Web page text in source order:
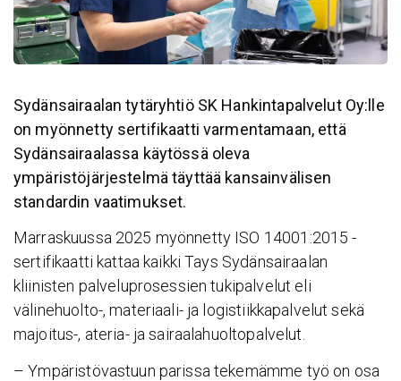
Sydänsairaalan tytäryhtiö SK Hankintapalvelut Oy:lle
on myönnetty sertifikaatti varmentamaan, että
Sydänsairaalassa käytössä oleva
ympäristöjärjestelmä täyttää kansainvälisen
standardin vaatimukset.
Marraskuussa 2025 myönnetty ISO 14001:2015 -
sertifikaatti kattaa kaikki Tays Sydänsairaalan
kliinisten palveluprosessien tukipalvelut eli
välinehuolto-, materiaali- ja logistiikkapalvelut sekä
majoitus-, ateria- ja sairaalahuoltopalvelut.
– Ympäristövastuun parissa tekemämme työ on osa